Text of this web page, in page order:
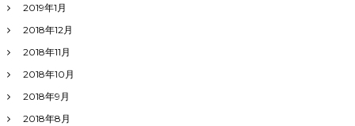
2019年1月
2018年12月
2018年11月
2018年10月
2018年9月
2018年8月